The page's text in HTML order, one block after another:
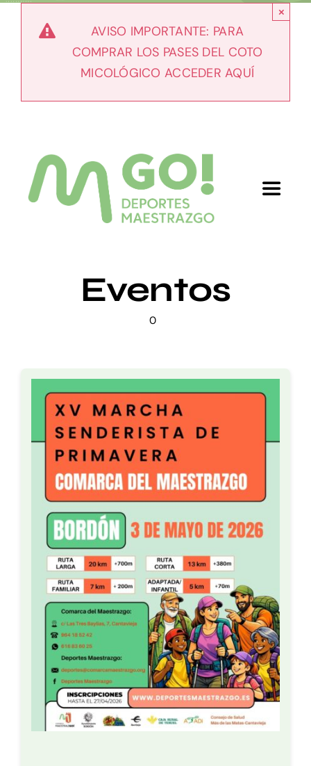
AVISO IMPORTANTE: PARA
COMPRAR LOS PASES DEL COTO
MICOLÓGICO ACCEDER AQUÍ
×
Toggle
Activades
Actualidad
Eventos
0